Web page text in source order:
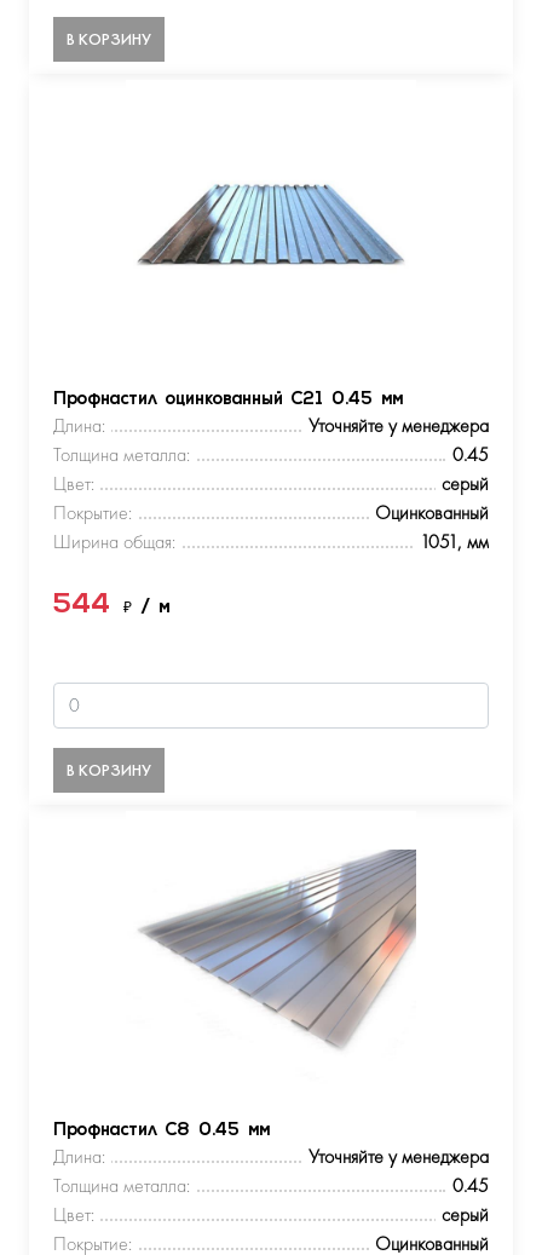
В КОРЗИНУ
Профнастил оцинкованный С21 0.45 мм
Длина:
Уточняйте у менеджера
Толщина металла:
0.45
Цвет:
серый
Покрытие:
Оцинкованный
Ширина общая:
1051, мм
544 ₽ / м
В КОРЗИНУ
Профнастил С8 0.45 мм
Длина:
Уточняйте у менеджера
Толщина металла:
0.45
Цвет:
серый
Покрытие:
Оцинкованный